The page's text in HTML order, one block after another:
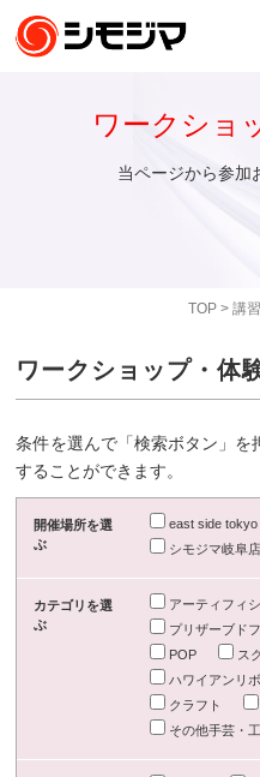
TOP> 講
ワークショ
当ページから参加
ワークショップ・体
条件を選んで「検索ボタン」を
することができます。
開催場所を選
ぶ
east side tokyo
シモジマ岐阜店
カテゴリを選
ぶ
アーティフィ
プリザーブド
POP
ス
ハワイアンリ
クラフト
その他手芸・